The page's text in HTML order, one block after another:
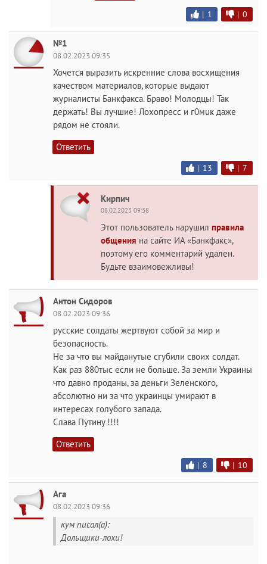
| 1 | 0
№1
08.02.2023 09:35
Хочется выразить искренние слова восхищения
качеством материалов, которые выдают
журналисты Банкфакса. Браво! Молодцы! Так
держать! Вы лучшие! Лoxoпpecc и г0мuк даже
рядом не стояли.
Ответить
| 13 | 7
Кирпич
08.02.2023 09:38
Этот пользователь нарушил правила
общения на сайте ИА «Банкфакс»,
поэтому его комментарий удален.
Будьте взаимовежливы!
Антон Сидоров
08.02.2023 09:36
русские солдаты жертвуют собой за мир и
безопасность.
Не за что вы майданутые сгубили своих солдат.
Как раз 880тыс если не больше. За земли Украины
что давно проданы, за деньги Зеленского,
абсолютно ни за что украинцы умирают в
интересах голубого запада.
Слава Путину !!!!
Ответить
| 8 | 10
Ага
08.02.2023 09:36
кум писал(а):
Дольщики-лoxи!